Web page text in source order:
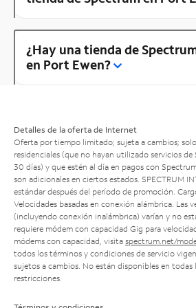
¿Hay una tienda de
en Port Ewen?
Detalles de la oferta de Internet
Oferta por tiempo limitado; sujeta a cambios;
residenciales (que no hayan utilizado servicios
30 días) y que estén al día en pagos con
son adicionales en ciertos estados. SPECTRUM
estándar después del período de promoción.
Velocidades basadas en conexión alámbrica. Las
(incluyendo conexión inalámbrica) varían y no
requiere módem con capacidad Gig para
módems con capacidad, visita spectrum.net/
todos los términos y condiciones de servicio
sujetos a cambios. No están disponibles en todas
restricciones.